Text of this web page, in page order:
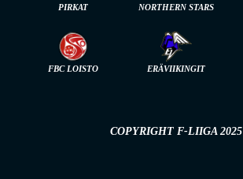
PIRKAT NORTHERN STARS
FBC LOISTO ERÄVIIKINGIT
COPYRIGHT F-LIIGA 2025